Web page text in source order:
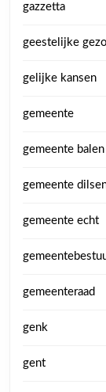
gazzetta
geestelijke
gelijke kansen
gemeente
gemeente balen
gemeente
gemeente echt
gemeenteraad
genk
gent